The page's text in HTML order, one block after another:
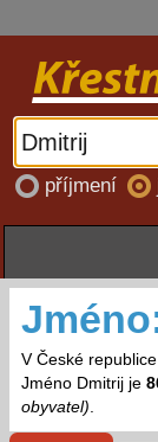
příjmení
V České
Jméno Dmitrij je
obyvatel).